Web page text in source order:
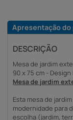
Apresentação
DESCRIÇÃO
Mesa de jardim
90 x 75 cm -
Mesa de jardim
Esta mesa de
modernidade para
escolha (jardim,